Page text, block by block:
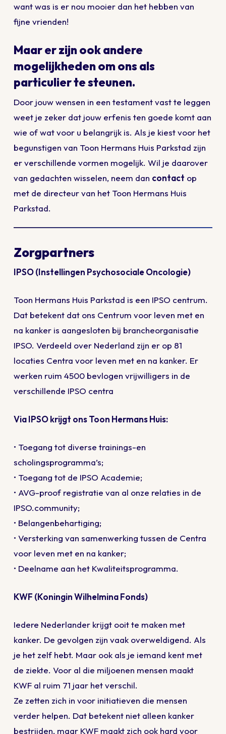
want was is er nou mooier dan het hebben van
fijne vrienden!
Maar er zijn ook andere
mogelijkheden om ons als
particulier te steunen.
Door jouw wensen in een testament vast te leggen
weet je zeker dat jouw erfenis ten goede komt aan
wie of wat voor u belangrijk is. Als je kiest voor het
begunstigen van Toon Hermans Huis Parkstad zijn
er verschillende vormen mogelijk. Wil je daarover
van gedachten wisselen, neem dan contact op
met de directeur van het Toon Hermans Huis
Parkstad.
Zorgpartners
IPSO(Instellingen Psychosociale Oncologie)
Toon Hermans Huis Parkstad is een IPSO centrum.
Dat betekent dat ons Centrum voor leven met en
na kanker is aangesloten bij brancheorganisatie
IPSO. Verdeeld over Nederland zijn er op 81
locaties Centra voor leven met en na kanker. Er
werken ruim 4500 bevlogen vrijwilligers in de
verschillende IPSO centra
Via IPSO krijgt ons Toon Hermans Huis:
• Toegang tot diverse trainings-en
scholingsprogramma’s;
• Toegang tot de IPSO Academie;
• AVG-proof registratie van al onze relaties in de
IPSO.community;
• Belangenbehartiging;
• Versterking van samenwerking tussen de Centra
voor leven met en na kanker;
• Deelname aan het Kwaliteitsprogramma.
KWF (Koningin Wilhelmina Fonds)
Iedere Nederlander krijgt ooit te maken met
kanker. De gevolgen zijn vaak overweldigend. Als
je het zelf hebt. Maar ook als je iemand kent met
de ziekte. Voor al die miljoenen mensen maakt
KWF al ruim 71 jaar het verschil.
Ze zetten zich in voor initiatieven die mensen
verder helpen. Dat betekent niet alleen kanker
bestrijden, maar KWF maakt zich ook hard voor